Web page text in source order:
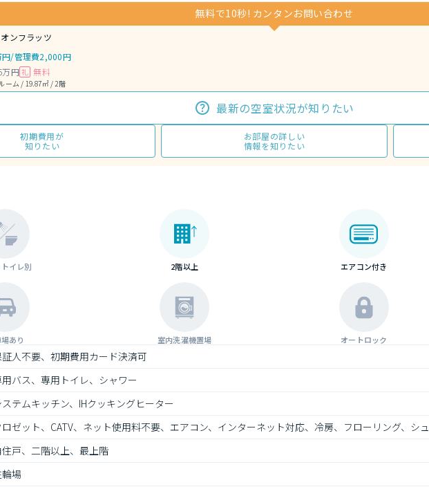
無料で10秒! カンタンお問い合わせ
ンフラッツ
円/管理費2,000円
万円 礼 無料
ーム / 19.87㎡ / 2階
最新の空室状況が知りたい
初期費用が
知りたい
お部屋の詳しい
情報を知りたい
イレ別 2階以上 エアコン付き
あり 室内洗濯機置場 オートロック
人不要、初期費用カード決済可
バス、専用トイレ、シャワー
ステムキッチン、IHクッキングヒーター
ロゼット、CATV、ネット使用料不要、エアコン、インターネット対応、冷房、フローリング、シ
住戸、二階以上、最上階
場